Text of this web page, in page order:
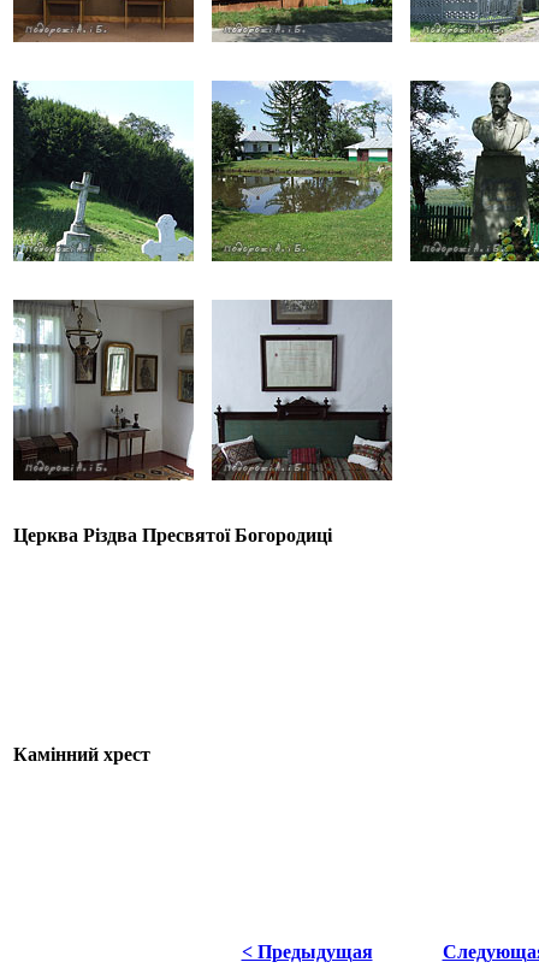
Церква Різдва Пресвятої Богородиці
Камінний хрест
< Предыдущая